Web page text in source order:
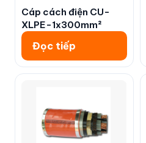
Cáp cách điện CU-
XLPE-1x300mm²
Đọc tiếp